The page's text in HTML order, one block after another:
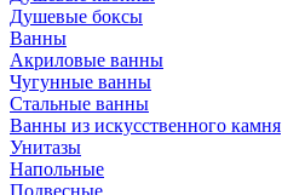
Душевые боксы
Ванны
Акриловые ванны
Чугунные ванны
Стальные ванны
Ванны из искусственного камня
Унитазы
Напольные
Подвесные